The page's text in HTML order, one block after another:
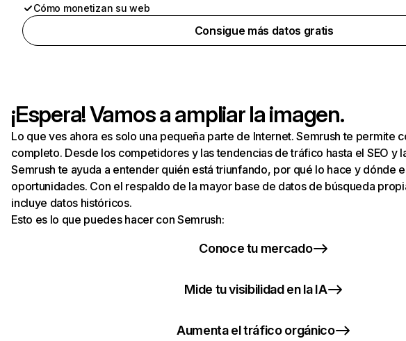
Cómo monetizan su web
Consigue más datos gratis
¡Espera! Vamos a ampliar la imagen.
Lo que ves ahora es solo una pequeña parte de Internet. Semrush te permite
completo. Desde los competidores y las tendencias de tráfico hasta el SEO y
Semrush te ayuda a entender quién está triunfando, por qué lo hace y dónde
oportunidades. Con el respaldo de la mayor base de datos de búsqueda
incluye datos históricos.
Esto es lo que puedes hacer con Semrush:
Conoce tu mercado
Mide tu visibilidad en la IA
Aumenta el tráfico orgánico